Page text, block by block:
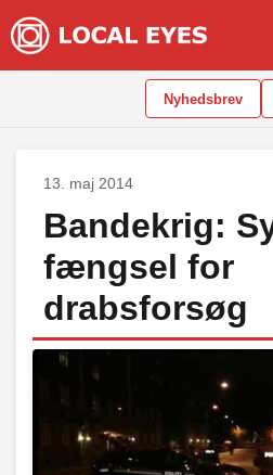
Nyhedsbrev
13. maj 2014
Bandekrig:
fængsel for
drabsforsøg